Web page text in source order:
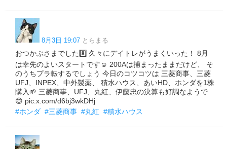
8月3日 19:07 とらまる
おつかぶさまでした8️⃣ 久々にデイトレがうまくいった！ 8月
は幸先のよいスタートです☺️ 200Aは捕まったままだけど、 そ
のうちプラ転するでしょう 今日のコツコツは 三菱商事、三菱
UFJ、INPEX、中外製薬、 積水ハウス、あいHD、ホンダを1株
購入🌱 三菱商事、UFJ、丸紅、伊藤忠の決算も好調なようで
😊 pic.x.com/d6bj3wkDHj
#ホンダ #三菱商事 #丸紅 #積水ハウス